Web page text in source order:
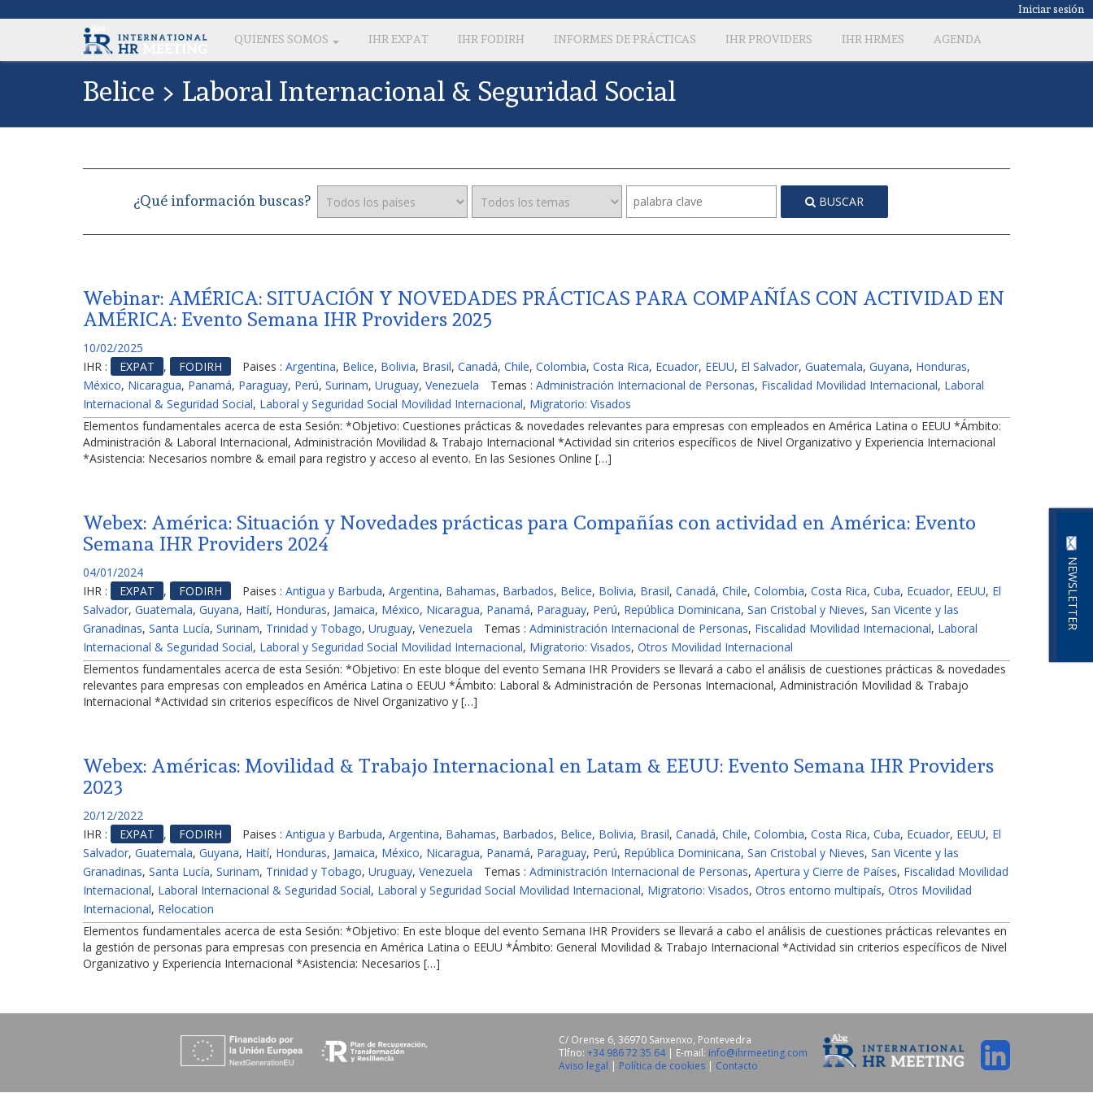
Iniciar sesión
QUIENES SOMOS IHR EXPAT IHR FODIRH INFORMES DE PRÁCTICAS IHR PROVIDERS IHR HRMES AGENDA
NEWSLETTER
Belice > Laboral Internacional & Seguridad Social
¿Qué información buscas? BUSCAR
Webinar: AMÉRICA: SITUACIÓN Y NOVEDADES PRÁCTICAS PARA COMPAÑÍAS CON ACTIVIDAD EN
AMÉRICA: Evento Semana IHR Providers 2025
10/02/2025
IHR :
EXPAT , FODIRH Paises : Argentina, Belice, Bolivia, Brasil, Canadá, Chile, Colombia, Costa Rica, Ecuador, EEUU, El Salvador, Guatemala, Guyana, Honduras,
México, Nicaragua, Panamá, Paraguay, Perú, Surinam, Uruguay, Venezuela Temas : Administración Internacional de Personas, Fiscalidad Movilidad Internacional, Laboral
Internacional & Seguridad Social, Laboral y Seguridad Social Movilidad Internacional, Migratorio: Visados
Elementos fundamentales acerca de esta Sesión: *Objetivo: Cuestiones prácticas & novedades relevantes para empresas con empleados en América Latina o EEUU *Ámbito:
Administración & Laboral Internacional, Administración Movilidad & Trabajo Internacional *Actividad sin criterios específicos de Nivel Organizativo y Experiencia Internacional
*Asistencia: Necesarios nombre & email para registro y acceso al evento. En las Sesiones Online […]
Webex: América: Situación y Novedades prácticas para Compañías con actividad en América: Evento
Semana IHR Providers 2024
04/01/2024
IHR :
EXPAT , FODIRH Paises : Antigua y Barbuda, Argentina, Bahamas, Barbados, Belice, Bolivia, Brasil, Canadá, Chile, Colombia, Costa Rica, Cuba, Ecuador, EEUU, El
Salvador, Guatemala, Guyana, Haití, Honduras, Jamaica, México, Nicaragua, Panamá, Paraguay, Perú, República Dominicana, San Cristobal y Nieves, San Vicente y las
Granadinas, Santa Lucía, Surinam, Trinidad y Tobago, Uruguay, Venezuela Temas : Administración Internacional de Personas, Fiscalidad Movilidad Internacional, Laboral
Internacional & Seguridad Social, Laboral y Seguridad Social Movilidad Internacional, Migratorio: Visados, Otros Movilidad Internacional
Elementos fundamentales acerca de esta Sesión: *Objetivo: En este bloque del evento Semana IHR Providers se llevará a cabo el análisis de cuestiones prácticas & novedades
relevantes para empresas con empleados en América Latina o EEUU *Ámbito: Laboral & Administración de Personas Internacional, Administración Movilidad & Trabajo
Internacional *Actividad sin criterios específicos de Nivel Organizativo y […]
Webex: Américas: Movilidad & Trabajo Internacional en Latam & EEUU: Evento Semana IHR Providers
2023
20/12/2022
IHR :
EXPAT , FODIRH Paises : Antigua y Barbuda, Argentina, Bahamas, Barbados, Belice, Bolivia, Brasil, Canadá, Chile, Colombia, Costa Rica, Cuba, Ecuador, EEUU, El
Salvador, Guatemala, Guyana, Haití, Honduras, Jamaica, México, Nicaragua, Panamá, Paraguay, Perú, República Dominicana, San Cristobal y Nieves, San Vicente y las
Granadinas, Santa Lucía, Surinam, Trinidad y Tobago, Uruguay, Venezuela Temas : Administración Internacional de Personas, Apertura y Cierre de Países, Fiscalidad Movilidad
Internacional, Laboral Internacional & Seguridad Social, Laboral y Seguridad Social Movilidad Internacional, Migratorio: Visados, Otros entorno multipaís, Otros Movilidad
Internacional, Relocation
Elementos fundamentales acerca de esta Sesión: *Objetivo: En este bloque del evento Semana IHR Providers se llevará a cabo el análisis de cuestiones prácticas relevantes en
la gestión de personas para empresas con presencia en América Latina o EEUU *Ámbito: General Movilidad & Trabajo Internacional *Actividad sin criterios específicos de Nivel
Organizativo y Experiencia Internacional *Asistencia: Necesarios […]
C/ Orense 6, 36970 Sanxenxo, Pontevedra
Tlfno: +34 986 72 35 64| E-mail: info@ihrmeeting.com
Aviso legal | Política de cookies | Contacto